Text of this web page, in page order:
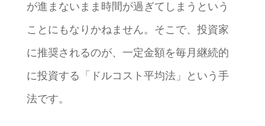
が進まないまま時間が過ぎてしまうという
ことにもなりかねません。そこで、投資家
に推奨されるのが、一定金額を毎月継続的
に投資する「ドルコスト平均法」という手
法です。